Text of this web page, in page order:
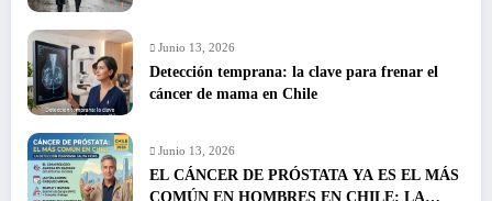
Junio 13, 2026
Detección temprana: la clave para frenar el
cáncer de mama en Chile
Junio 13, 2026
EL CÁNCER DE PRÓSTATA YA ES EL MÁS
COMÚN EN HOMBRES EN CHILE: LA